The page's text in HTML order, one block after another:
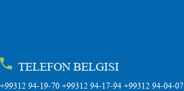
TELEFON BELGISI
+99312 94-19-70 +99312 94-17-94 +99312 94-04-07